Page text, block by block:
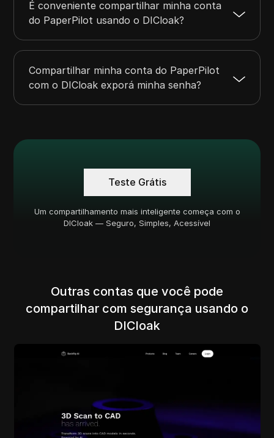
É conveniente compartilhar minha conta
do PaperPilot usando o DICloak?
Compartilhar minha conta do PaperPilot
com o DICloak exporá minha senha?
Teste Grátis
Um compartilhamento mais inteligente começa com o
DICloak — Seguro, Simples, Acessível
Outras contas que você pode
compartilhar com segurança usando o
DICloak